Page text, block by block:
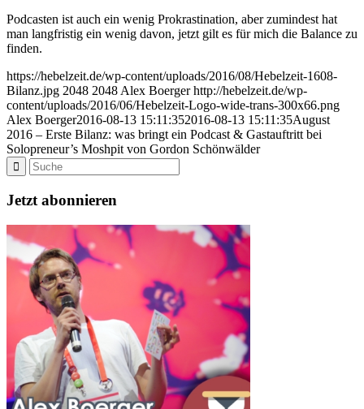
Podcasten ist auch ein wenig Prokrastination, aber zumindest hat
man langfristig ein wenig davon, jetzt gilt es für mich die Balance zu
finden.
https://hebelzeit.de/wp-content/uploads/2016/08/Hebelzeit-1608-
Bilanz.jpg 2048 2048 Alex Boerger http://hebelzeit.de/wp-
content/uploads/2016/06/Hebelzeit-Logo-wide-trans-300x66.png
Alex Boerger2016-08-13 15:11:352016-08-13 15:11:35August
2016 – Erste Bilanz: was bringt ein Podcast & Gastauftritt bei
Solopreneur’s Moshpit von Gordon Schönwälder
Jetzt abonnieren